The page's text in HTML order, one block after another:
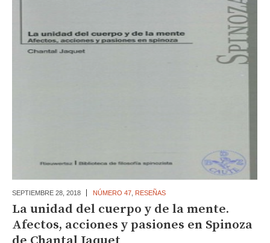
SEPTIEMBRE 28, 2018 NÚMERO 47, RESEÑAS
La unidad del cuerpo y de la mente.
Afectos, acciones y pasiones en Spinoza